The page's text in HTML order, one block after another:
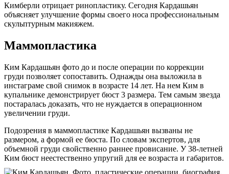
Кимберли отрицает ринопластику. Сегодня Кардашьян
объясняет улучшение формы своего носа профессиональным
скульптурным макияжем.
Маммопластика
Ким Кардашьян фото до и после операции по коррекции
груди позволяет сопоставить. Однажды она выложила в
инстаграме свой снимок в возрасте 14 лет. На нем Ким в
купальнике демонстрирует бюст 3 размера. Тем самым звезда
постаралась доказать, что не нуждается в операционном
увеличении груди.
Подозрения в маммопластике Кардашьян вызваны не
размером, а формой ее бюста. По словам экспертов, для
объемной груди свойственно раннее провисание. У 38-летней
Ким бюст неестественно упругий для ее возраста и габаритов.